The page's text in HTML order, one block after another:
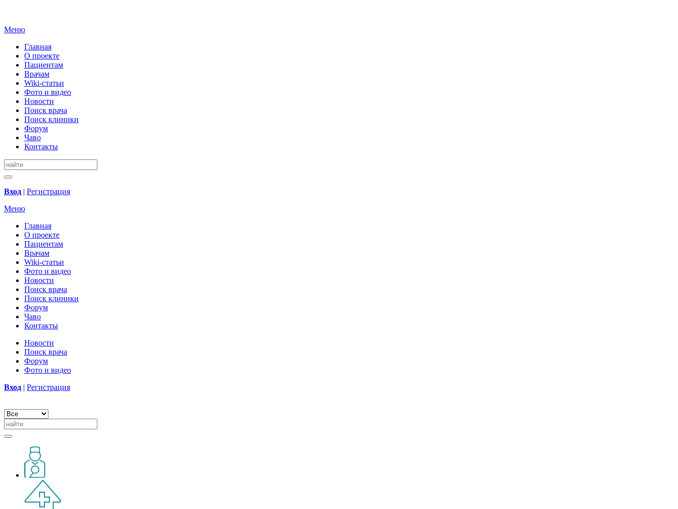
Меню
Главная
О проекте
Пациентам
Врачам
Wiki-статьи
Фото и видео
Новости
Поиск врача
Поиск клиники
Форум
Чаво
Контакты
Вход | Регистрация
Меню
Главная
О проекте
Пациентам
Врачам
Wiki-статьи
Фото и видео
Новости
Поиск врача
Поиск клиники
Форум
Чаво
Контакты
Новости
Поиск врача
Форум
Фото и видео
Вход | Регистрация